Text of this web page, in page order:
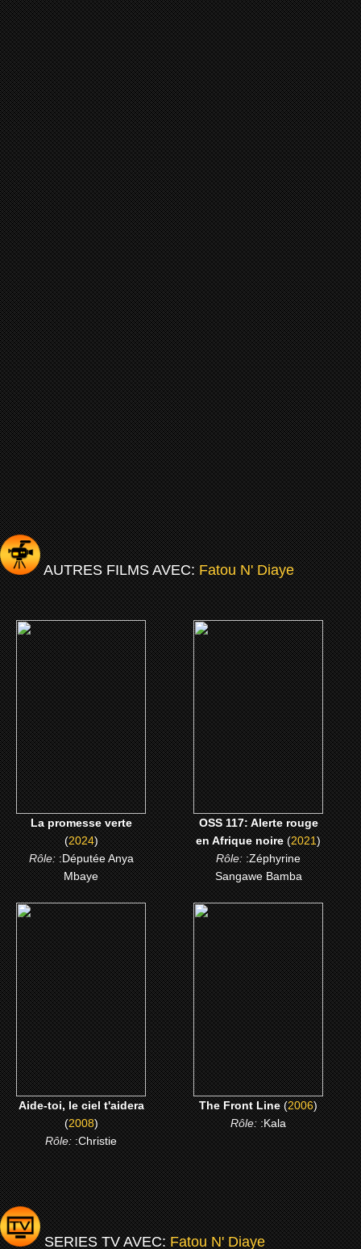
AUTRES FILMS AVEC:Fatou N' Diaye
(2024)
La promesse verte
CLICK ME
La promesse verte
(2024)
Rôle::Députée Anya
Mbaye
(2021)
OSS 117: Alerte rouge en
Afrique noire
CLICK ME
OSS 117: Alerte rouge
en Afrique noire(2021)
Rôle::Zéphyrine
Sangawe Bamba
(2008)
Aide-toi, le ciel t'aidera
CLICK ME
Aide-toi, le ciel t'aidera
(2008)
Rôle::Christie
(2006)
The Front Line
CLICK ME
The Front Line(2006)
Rôle::Kala
SERIES TV AVEC:Fatou N' Diaye